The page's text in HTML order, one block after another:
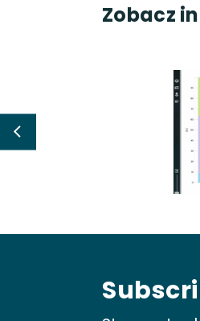
Zobacz